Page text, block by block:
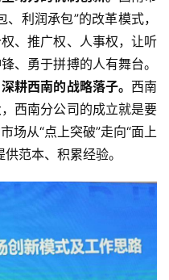
利润承包”的改革模式，
、推广权、人事权，让听
、勇于拼搏的人有舞台。
耕西南的战略落子。 西南
西南分公司的成立就是要
场从“点上突破”走向“面上
范本、积累经验。